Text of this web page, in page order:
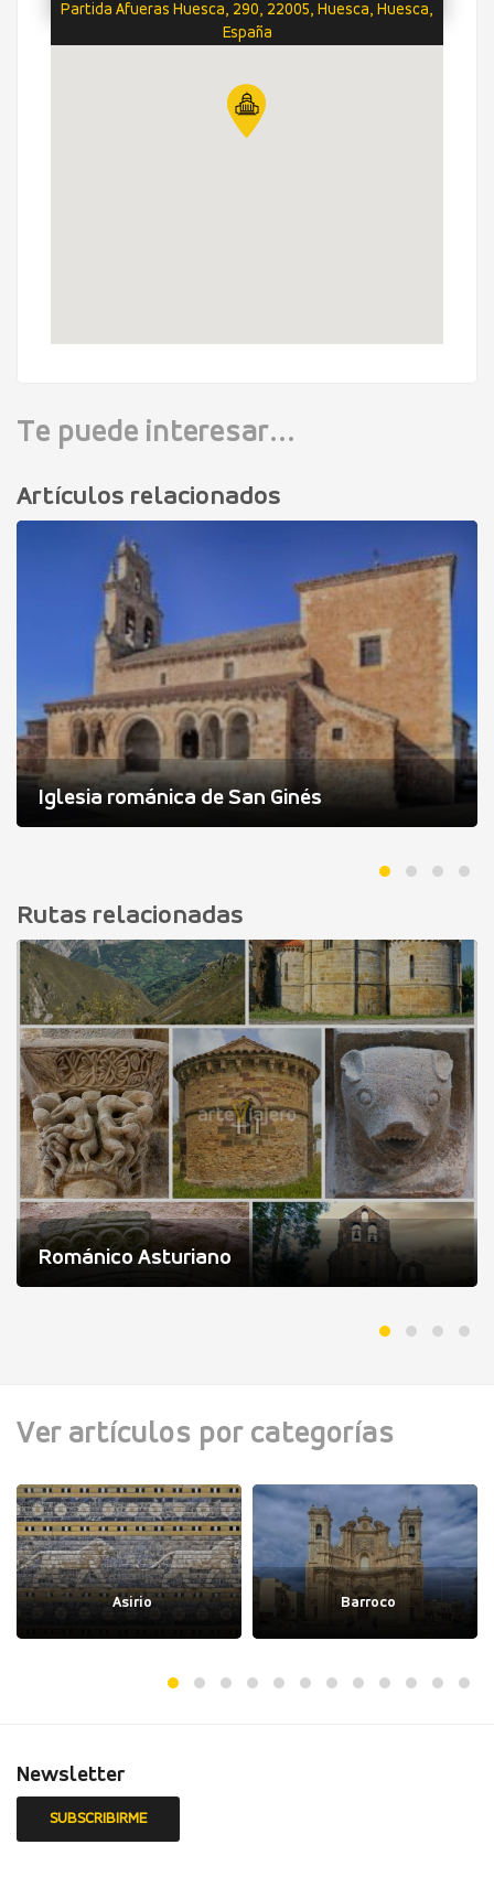
Partida Afueras Huesca, 290, 22005, Huesca, Huesca,
España
Te puede interesar...
Artículos relacionados
Iglesia románica de San Ginés
Rutas relacionadas
Románico Asturiano
Ver artículos por categorías
Asirio Barroco
Newsletter